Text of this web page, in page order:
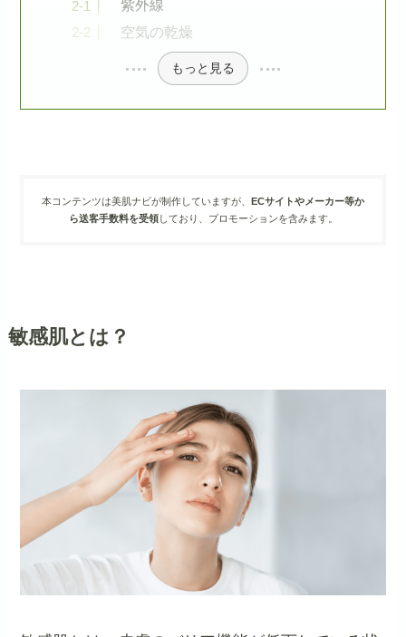
紫外線
空気の乾燥
もっと見る
本コンテンツは美肌ナビが制作していますが、 ECサイトやメーカー等か
ら送客手数料を受領しており、プロモーションを含みます。
敏感肌とは？